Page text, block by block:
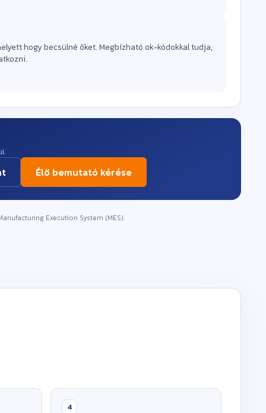
hogy becsülné őket. Megbízható ok-kódokkal tudja,
Élő bemutató kérése
Execution System (MES).
4